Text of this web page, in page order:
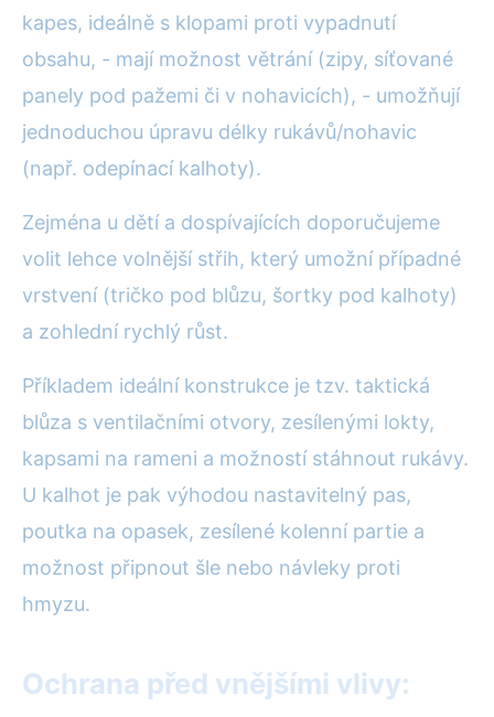
kapes, ideálně s klopami proti vypadnutí
obsahu, - mají možnost větrání (zipy, síťované
panely pod pažemi či v nohavicích), - umožňují
jednoduchou úpravu délky rukávů/nohavic
(např. odepínací kalhoty).
Zejména u dětí a dospívajících doporučujeme
volit lehce volnější střih, který umožní případné
vrstvení (tričko pod blůzu, šortky pod kalhoty)
a zohlední rychlý růst.
Příkladem ideální konstrukce je tzv. taktická
blůza s ventilačními otvory, zesílenými lokty,
kapsami na rameni a možností stáhnout rukávy.
U kalhot je pak výhodou nastavitelný pas,
poutka na opasek, zesílené kolenní partie a
možnost připnout šle nebo návleky proti
hmyzu.
Ochrana před vnějšími vlivy: